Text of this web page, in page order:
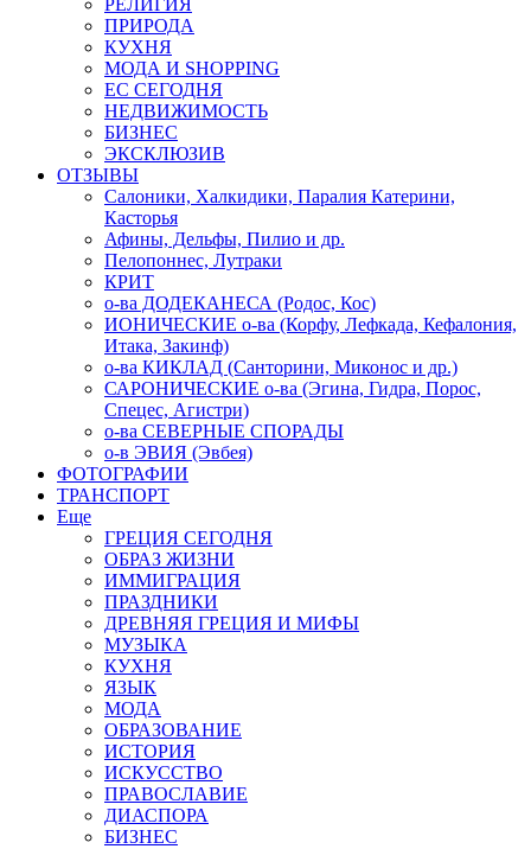
РЕЛИГИЯ
ПРИРОДА
КУХНЯ
МОДА И SHOPPING
ЕС СЕГОДНЯ
НЕДВИЖИМОСТЬ
БИЗНЕС
ЭКСКЛЮЗИВ
ОТЗЫВЫ
Салоники, Халкидики, Паралия Катерини,
Касторья
Афины, Дельфы, Пилио и др.
Пелопоннес, Лутраки
КРИТ
о-ва ДОДЕКАНЕСА (Родос, Кос)
ИОНИЧЕСКИЕ о-ва (Корфу, Лефкада, Кефалония,
Итака, Закинф)
о-ва КИКЛАД (Санторини, Миконос и др.)
САРОНИЧЕСКИЕ о-ва (Эгина, Гидра, Порос,
Спецес, Агистри)
о-ва СЕВЕРНЫЕ СПОРАДЫ
о-в ЭВИЯ (Эвбея)
ФОТОГРАФИИ
ТРАНСПОРТ
Еще
ГРЕЦИЯ СЕГОДНЯ
ОБРАЗ ЖИЗНИ
ИММИГРАЦИЯ
ПРАЗДНИКИ
ДРЕВНЯЯ ГРЕЦИЯ И МИФЫ
МУЗЫКА
КУХНЯ
ЯЗЫК
МОДА
ОБРАЗОВАНИЕ
ИСТОРИЯ
ИСКУССТВО
ПРАВОСЛАВИЕ
ДИАСПОРА
БИЗНЕС